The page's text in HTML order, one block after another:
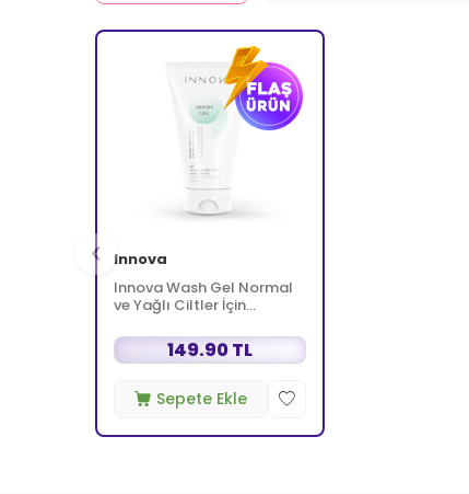
Innova
Innova Wash Gel Normal
ve Yağlı Ciltler İçin
150 ml 149.90 TL
Sepete Ekle